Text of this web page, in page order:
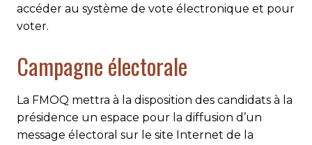
accéder au système de vote électronique et pour
voter.
Campagne électorale
La FMOQ mettra à la disposition des candidats à la
présidence un espace pour la diffusion d’un
message électoral sur le site Internet de la